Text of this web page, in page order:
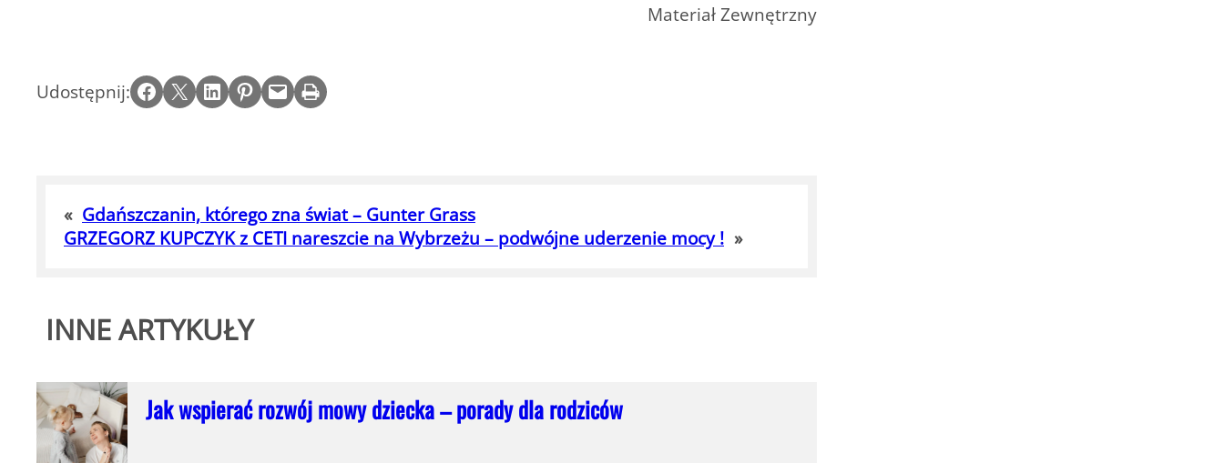
Materiał Zewnętrzny
Udostępnij: Share on Facebook Email this Page Share on LinkedIn Share on Pinterest Email this Page Print this Page
« Gdańszczanin, którego zna świat – Gunter Grass
GRZEGORZ KUPCZYK z CETI nareszcie na Wybrzeżu – podwójne uderzenie mocy ! »
INNE ARTYKUŁY
Jak wspierać rozwój mowy dziecka – porady dla rodziców